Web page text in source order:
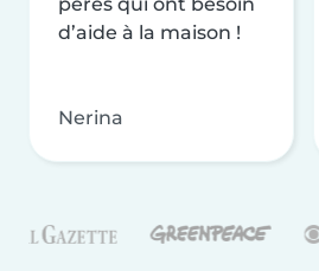
d’aide à la maison !
Nerina